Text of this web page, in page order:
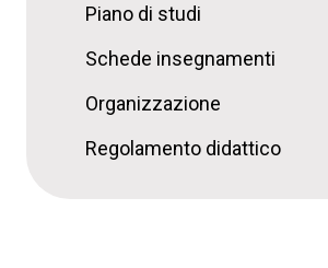
Piano di studi
Schede insegnamenti
Organizzazione
Regolamento didattico